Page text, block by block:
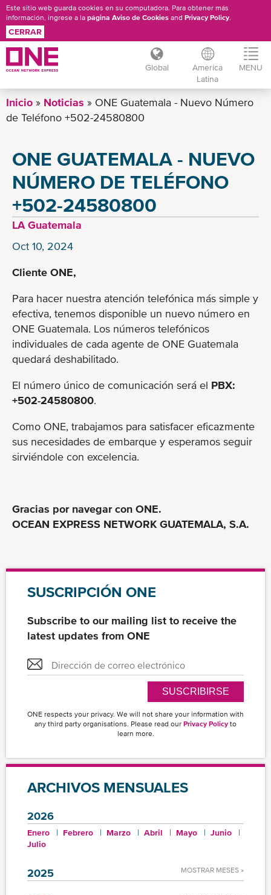
Pasar
Este sitio web guarda cookies en su computadora. Para obtener más
información, ingrese a la página Aviso de Cookies and Privacy Policy.
CERRAR
Global
America
Latina
MENU
Inicio Noticias
ONE Guatemala - Nuevo Número
de Teléfono +502-24580800
ONE GUATEMALA - NUEVO
NÚMERO DE TELÉFONO
+502-24580800
LA Guatemala
Oct 10, 2024
Cliente ONE,
Para hacer nuestra atención telefónica más simple y
efectiva, tenemos disponible un nuevo número en
ONE Guatemala. Los números telefónicos
individuales de cada agente de ONE Guatemala
quedará deshabilitado.
El número único de comunicación será el PBX:
+502-24580800.
Como ONE, trabajamos para satisfacer eficazmente
sus necesidades de embarque y esperamos seguir
sirviéndole con excelencia.
Gracias por navegar con ONE.
OCEAN EXPRESS NETWORK GUATEMALA, S.A.
SUSCRIPCIÓN ONE
Subscribe to our mailing list to receive the
latest updates from ONE
SUSCRIBIRSE
ONE respects your privacy. We will not share your information with
any third party organisations. Please read our Privacy Policy to
learn more.
ARCHIVOS MENSUALES
2026
Enero Febrero Marzo Abril Mayo
Junio
Julio
2025 MOSTRAR MESES »